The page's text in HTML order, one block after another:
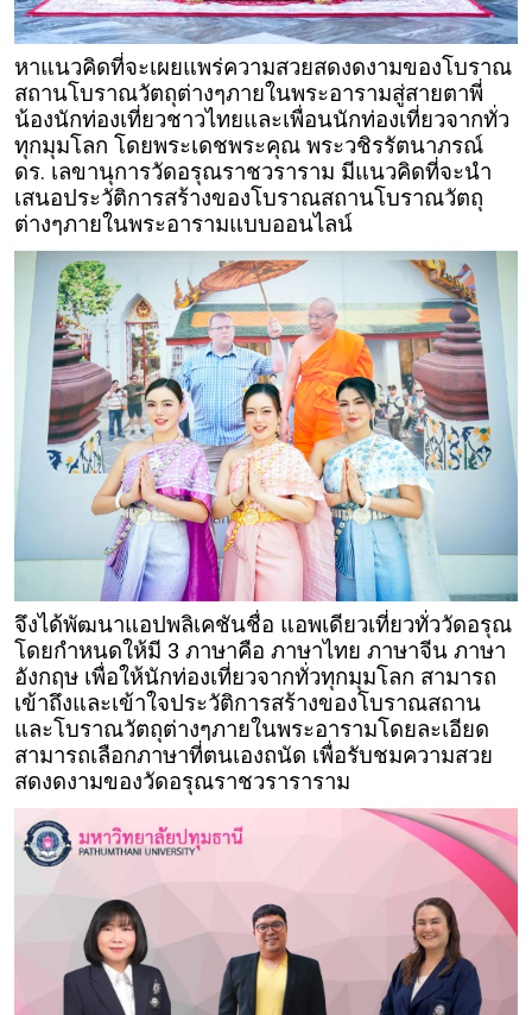
หาแนวคิดที่จะเผยแพร่ความสวยสดงดงามของโบราณ
สถานโบราณวัตถุต่างๆภายในพระอารามสู่สายตาพี่
น้องนักท่องเที่ยวชาวไทยและเพื่อนนักท่องเที่ยวจากทั่ว
ทุกมุมโลก โดยพระเดชพระคุณ พระวชิรรัตนาภรณ์
ดร. เลขานุการวัดอรุณราชวราราม มีแนวคิดที่จะนำ
เสนอประวัติการสร้างของโบราณสถานโบราณวัตถุ
ต่างๆภายในพระอารามแบบออนไลน์
จึงได้พัฒนาแอปพลิเคชันชื่อ แอพเดียวเที่ยวทั่ววัดอรุณ
โดยกำหนดให้มี 3 ภาษาคือ ภาษาไทย ภาษาจีน ภาษา
อังกฤษ เพื่อให้นักท่องเที่ยวจากทั่วทุกมุมโลก สามารถ
เข้าถึงและเข้าใจประวัติการสร้างของโบราณสถาน
และโบราณวัตถุต่างๆภายในพระอารามโดยละเอียด
สามารถเลือกภาษาที่ตนเองถนัด เพื่อรับชมความสวย
สดงดงามของวัดอรุณราชวราราราม